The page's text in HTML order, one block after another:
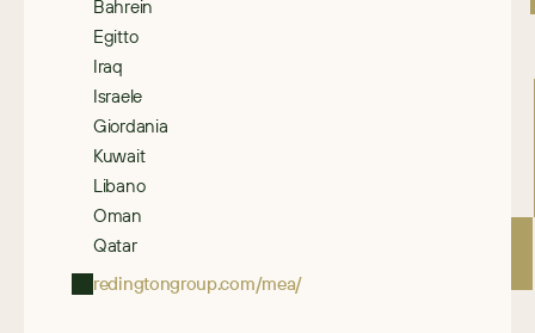
Bahrein
Egitto
Iraq
Israele
Giordania
Kuwait
Libano
Oman
Qatar
redingtongroup.com/mea/